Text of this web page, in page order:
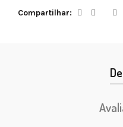
Compartilhar